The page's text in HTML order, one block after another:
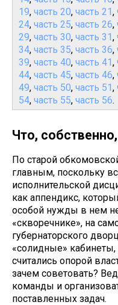
19, часть 20, часть 21,
24, часть 25, часть 26,
29, часть 30, часть 31,
34, часть 35, часть 36,
39, часть 40, часть 41,
44, часть 45, часть 46,
49, часть 50, часть 51,
54, часть 55, часть 56.
Что,
По старой
главным, поскольку
исполнительской
как аппендикс,
особой нужды в нем
«скворечнике», на
губернаторского
«солидные»
считались опорой
зачем советовать?
команды и
поставленных задач.